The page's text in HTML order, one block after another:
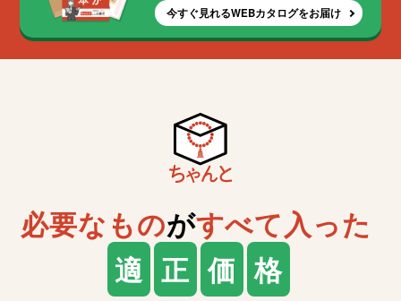
今すぐ見れるWEBカタログをお届け
必要なものがすべて入った
適 正 価 格